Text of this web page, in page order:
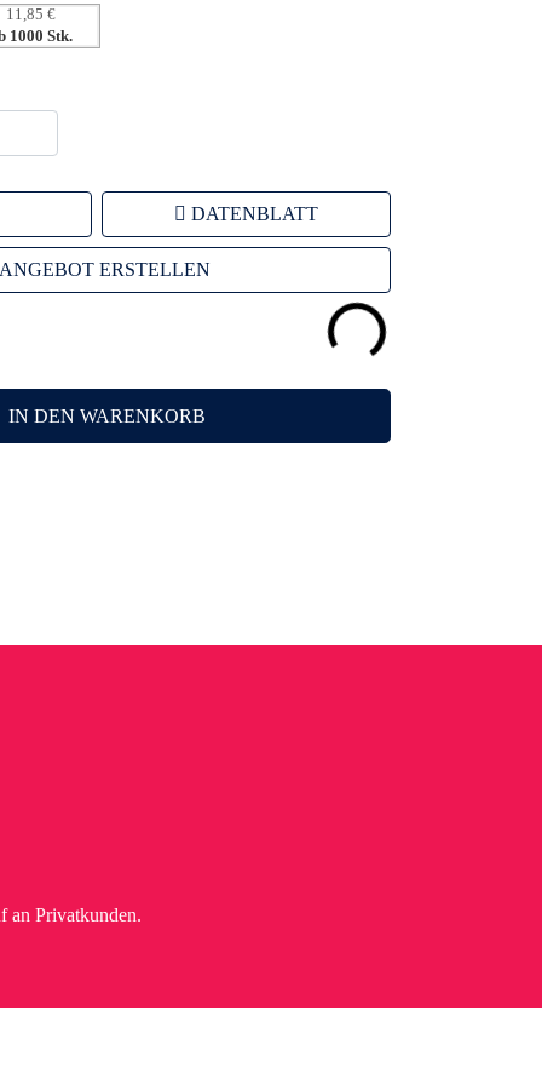
11,85 €
1000 Stk.
DATENBLATT
ANGEBOT ERSTELLEN
IN DEN WARENKORB
an Privatkunden.